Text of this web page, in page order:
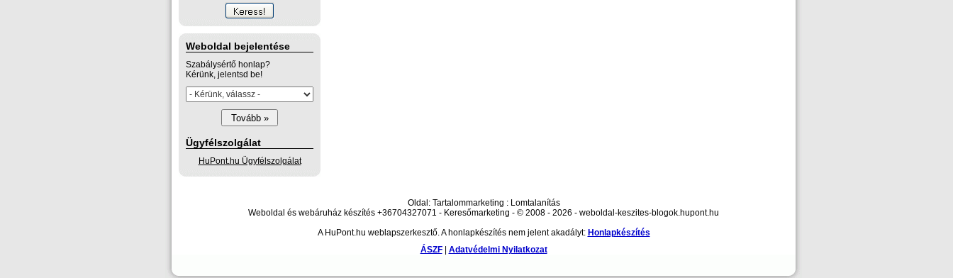
Weboldal bejelentése
Szabálysértő honlap?
Kérünk, jelentsd be!
Ügyfélszolgálat
HuPont.hu Ügyfélszolgálat
Oldal: Tartalommarketing : Lomtalanítás
Weboldal és webáruház készítés +36704327071 - Keresőmarketing - © 2008 - 2026 - weboldal-keszites-blogok.hupont.hu
A HuPont.hu weblapszerkesztő. A honlapkészítés nem jelent akadályt: Honlapkészítés
ÁSZF| Adatvédelmi Nyilatkozat